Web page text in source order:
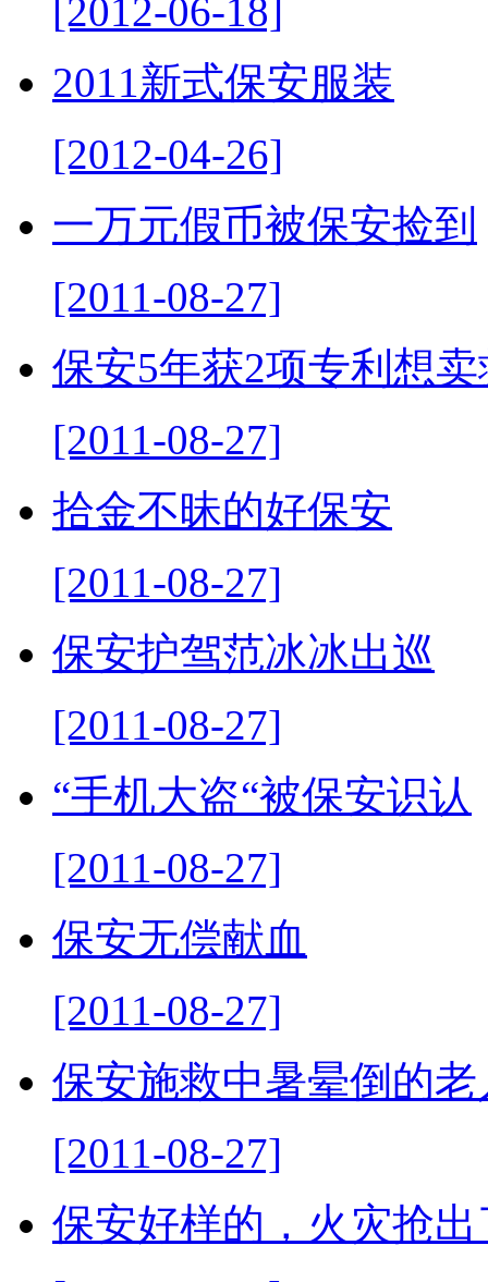
[2012-06-18]
2011新式保安服装
[2012-04-26]
一万元假币被保安捡到
[2011-08-27]
保安5年获2项专利想
[2011-08-27]
拾金不昧的好保安
[2011-08-27]
保安护驾范冰冰出巡
[2011-08-27]
“手机大盗“被保安识认
[2011-08-27]
保安无偿献血
[2011-08-27]
保安施救中暑晕倒的老
[2011-08-27]
保安好样的，火灾抢